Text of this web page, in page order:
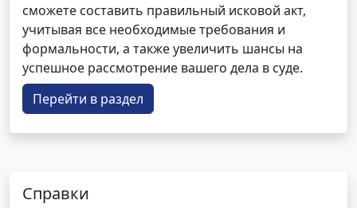
сможете составить правильный исковой акт,
учитывая все необходимые требования и
формальности, а также увеличить шансы на
успешное рассмотрение вашего дела в суде.
Перейти в раздел
Справки